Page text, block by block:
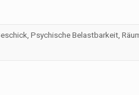
Psychische Belastbarkeit,